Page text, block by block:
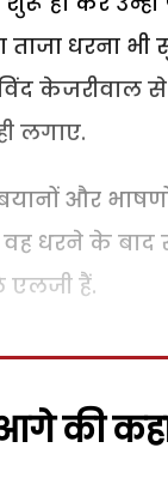
धरना भी
केजरीवाल
लगाए.
और
धरने के
एलजी हैं.
की